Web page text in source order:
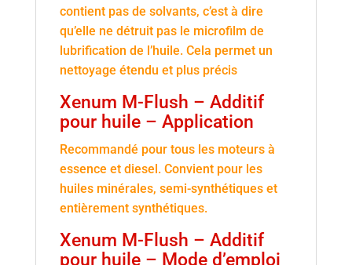
contient pas de solvants, c’est à dire
qu’elle ne détruit pas le microfilm de
lubrification de l’huile. Cela permet un
nettoyage étendu et plus précis
Xenum M-Flush – Additif
pour huile – Application
Recommandé pour tous les moteurs à
essence et diesel. Convient pour les
huiles minérales, semi-synthétiques et
entièrement synthétiques.
Xenum M-Flush – Additif
pour huile – Mode d’emploi